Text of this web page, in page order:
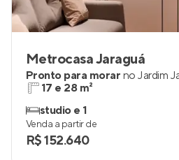
Metrocasa Jaraguá
Pronto para morar no Jardim
17 e 28 m²
studio e 1
Venda a partir de
R$ 152.640